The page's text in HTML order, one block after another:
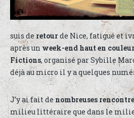
suis deretourde Nice, fatigué et
après unweek-end haut en
Fictions, organisé par Sybille
déjà au micro il y a quelques
J’y ai fait denombreuses
milieu littéraire que dans le